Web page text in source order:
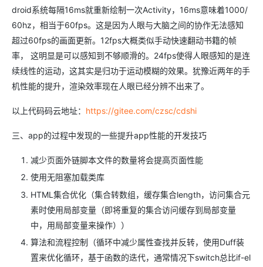
droid系统每隔16ms就重新绘制一次Activity，16ms意味着1000/
60hz，相当于60fps。这是因为人眼与大脑之间的协作无法感知
超过60fps的画面更新。12fps大概类似手动快速翻动书籍的帧
率， 这明显是可以感知到不够顺滑的。24fps使得人眼感知的是连
续线性的运动，这其实是归功于运动模糊的效果。犹豫近两年的手
机性能的提升，渲染效率现在人眼已经分辨不出来了。
以上代码码云地址： https://gitee.com/czsc/cdshi
三、app的过程中发现的一些提升app性能的开发技巧
减少页面外链脚本文件的数量将会提高页面性能
使用无阻塞加载类库
HTML集合优化（集合转数组，缓存集合length，访问集合元
素时使用局部变量（即将重复的集合访问缓存到局部变量
中，用局部变量来操作））
算法和流程控制（循环中减少属性查找并反转，使用Duff装
置来优化循环，基于函数的迭代，通常情况下switch总比if-el